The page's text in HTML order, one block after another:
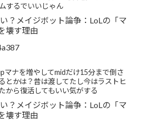
するでいいじゃん
？メイジボット論争：LoLの「マ
壊す理由
マナを増やしてmidだけ15分まで倒さ
とかは？昔は渡してたし今はラストヒ
から復活してもいい気がする
？メイジボット論争：LoLの「マ
壊す理由